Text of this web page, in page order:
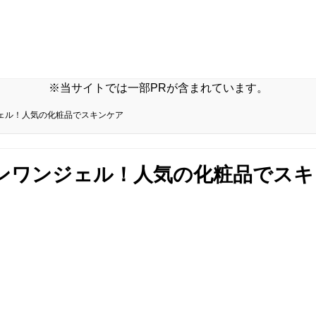
※当サイトでは一部PRが含まれています。
ル！人気の化粧品でスキンケア
ンジェル！人気の化粧品でス